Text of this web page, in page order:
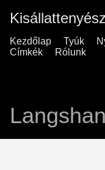
Kezdőlap Tyúk
Címkék
Rólunk
Langshan